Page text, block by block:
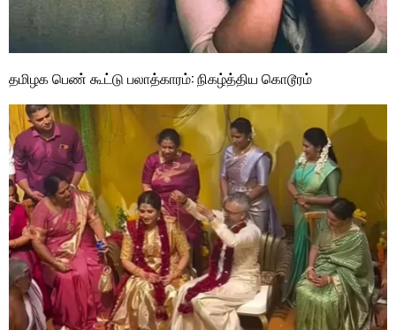
தமிழக பெண் கூட்டு பலாத்காரம்: நிகழ்த்திய கொடூரம்